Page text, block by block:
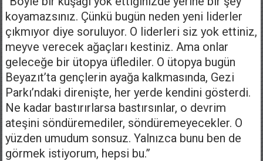
koyamazsınız. Çünkü bugün neden yeni liderler
çıkmıyor diye soruluyor. O liderleri siz yok ettiniz,
meyve verecek ağaçları kestiniz. Ama onlar
geleceğe bir ütopya üflediler. O ütopya bugün
Beyazıt’ta gençlerin ayağa kalkmasında, Gezi
Parkı’ndaki direnişte, her yerde kendini gösterdi.
Ne kadar bastırırlarsa bastırsınlar, o devrim
ateşini söndüremediler, söndüremeyecekler. O
yüzden umudum sonsuz. Yalnızca bunu ben de
görmek istiyorum, hepsi bu.”